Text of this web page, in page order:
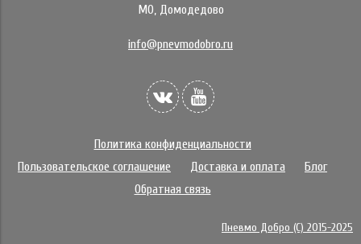
МО, Домодедово
info@pnevmodobro.ru
Политика конфиденциальности
Пользовательское соглашение
Доставка и оплата
Блог
Обратная связь
Пневмо Добро (С) 2015-2025